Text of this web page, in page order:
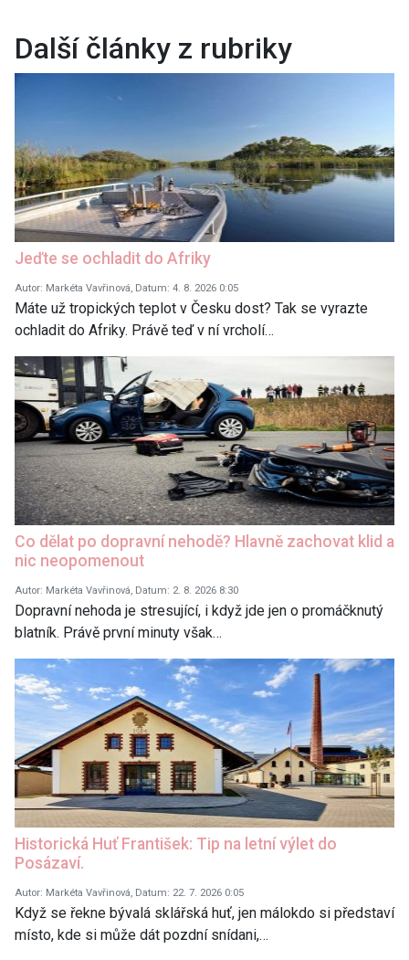
Další články z rubriky
Jeďte se ochladit do Afriky
Autor: Markéta Vavřinová, Datum: 4. 8. 2026 0:05
Máte už tropických teplot v Česku dost? Tak se vyrazte
ochladit do Afriky. Právě teď v ní vrcholí…
Co dělat po dopravní nehodě? Hlavně zachovat klid a
nic neopomenout
Autor: Markéta Vavřinová, Datum: 2. 8. 2026 8:30
Dopravní nehoda je stresující, i když jde jen o promáčknutý
blatník. Právě první minuty však…
Historická Huť František: Tip na letní výlet do
Posázaví.
Autor: Markéta Vavřinová, Datum: 22. 7. 2026 0:05
Když se řekne bývalá sklářská huť, jen málokdo si představí
místo, kde si může dát pozdní snídani,…